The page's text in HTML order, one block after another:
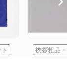
挨拶粗品